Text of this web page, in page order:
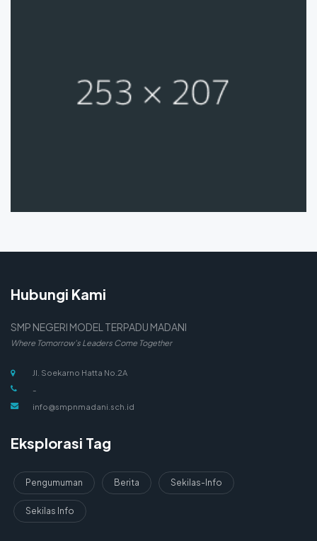
Hubungi Kami
SMP NEGERI MODEL TERPADU MADANI
Where Tomorrow's Leaders Come Together
Jl. Soekarno Hatta No.2A
-
info@smpnmadani.sch.id
Eksplorasi Tag
Pengumuman Berita Sekilas-Info
Sekilas Info